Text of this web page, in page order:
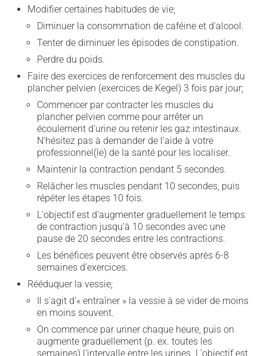
Modifier certaines habitudes de vie;
Diminuer la consommation de caféine et d'alcool.
Tenter de diminuer les épisodes de constipation.
Perdre du poids.
Faire des exercices de renforcement des muscles du
plancher pelvien (exercices de Kegel) 3 fois par jour;
Commencer par contracter les muscles du
plancher pelvien comme pour arrêter un
écoulement d'urine ou retenir les gaz intestinaux.
N'hésitez pas à demander de l'aide à votre
professionnel(le) de la santé pour les localiser.
Maintenir la contraction pendant 5 secondes.
Relâcher les muscles pendant 10 secondes, puis
répéter les étapes 10 fois.
L'objectif est d'augmenter graduellement le temps
de contraction jusqu'à 10 secondes avec une
pause de 20 secondes entre les contractions.
Les bénéfices peuvent être observés après 6-8
semaines d'exercices.
Rééduquer la vessie;
Il s'agit d'« entraîner » la vessie à se vider de moins
en moins souvent.
On commence par uriner chaque heure, puis on
augmente graduellement (p. ex. toutes les
semaines) l'intervalle entre les urines. L'objectif est